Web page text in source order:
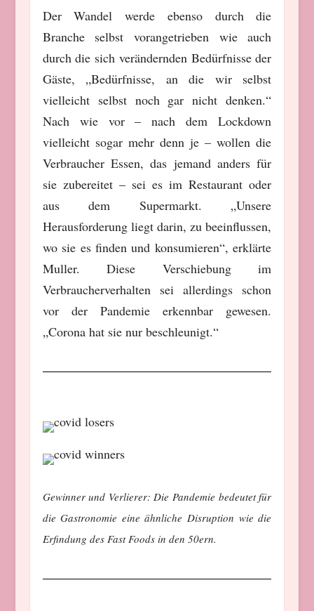
Der Wandel werde ebenso durch die
Branche selbst vorangetrieben wie auch
durch die sich verändernden Bedürfnisse der
Gäste, „Bedürfnisse, an die wir selbst
vielleicht selbst noch gar nicht denken.“
Nach wie vor – nach dem Lockdown
vielleicht sogar mehr denn je – wollen die
Verbraucher Essen, das jemand anders für
sie zubereitet – sei es im Restaurant oder
aus dem Supermarkt. „Unsere
Herausforderung liegt darin, zu beeinflussen,
wo sie es finden und konsumieren“, erklärte
Muller. Diese Verschiebung im
Verbraucherverhalten sei allerdings schon
vor der Pandemie erkennbar gewesen.
„Corona hat sie nur beschleunigt.“
Gewinner und Verlierer: Die Pandemie bedeutet für
die Gastronomie eine ähnliche Disruption wie die
Erfindung des Fast Foods in den 50ern.